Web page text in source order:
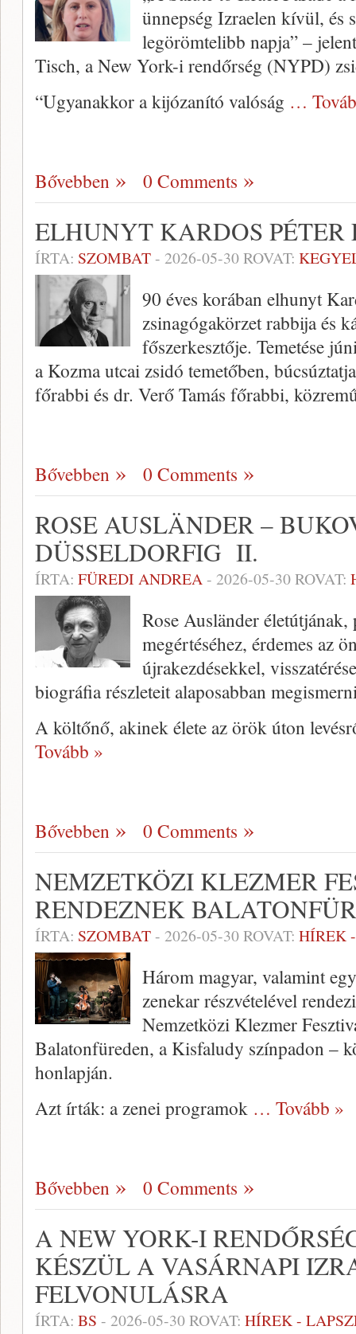
ünnepség Izraelen kívül, és
legörömtelibb napja” –
Tisch, a New York-i rendőrség (NYPD)
“Ugyanakkor a kijózanító valóság …
Bővebben 0 Comments
ELHUNYT KARDOS PÉTER
ÍRTA: SZOMBAT- 2026-05-30ROVAT:
90 éves korában elhunyt
zsinagógakörzet rabbija és
főszerkesztője. Temetése
a Kozma utcai zsidó temetőben,
főrabbi és dr. Verő Tamás főrabbi,
Bővebben 0 Comments
ROSE AUSLÄNDER –
DÜSSELDORFIG II.
ÍRTA: FÜREDI ANDREA- 2026-05-30ROVAT:
Rose Ausländer
megértéséhez, érdemes az
újrakezdésekkel,
biográfia részleteit alaposabban
A költőnő, akinek élete az örök úton
Tovább »
Bővebben 0 Comments
NEMZETKÖZI KLEZMER
RENDEZNEK
ÍRTA: SZOMBAT- 2026-05-30ROVAT: HÍREK
Három magyar, valamint
zenekar részvételével
Nemzetközi Klezmer
Balatonfüreden, a Kisfaludy színpadon –
honlapján.
Azt írták: a zenei programok … Tovább »
Bővebben 0 Comments
A NEW YORK-I
KÉSZÜL A VASÁRNAPI
FELVONULÁSRA
ÍRTA: BS - 2026-05-30ROVAT: HÍREK -